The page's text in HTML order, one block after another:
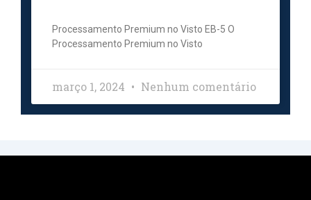
Processamento Premium no Visto EB-5 O
Processamento Premium no Visto
março 1, 2024 Nenhum comentário